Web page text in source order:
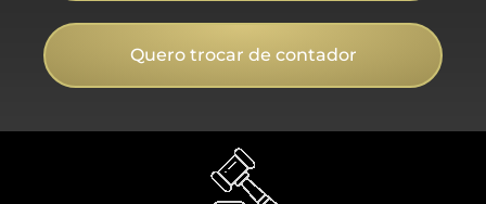
Quero trocar de contador